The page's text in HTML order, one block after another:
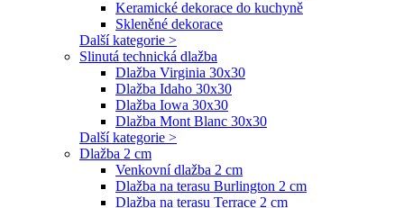
Keramické dekorace do kuchyně
Skleněné dekorace
Další kategorie >
Slinutá technická dlažba
Dlažba Virginia 30x30
Dlažba Idaho 30x30
Dlažba Iowa 30x30
Dlažba Mont Blanc 30x30
Další kategorie >
Dlažba 2 cm
Venkovní dlažba 2 cm
Dlažba na terasu Burlington 2 cm
Dlažba na terasu Terrace 2 cm